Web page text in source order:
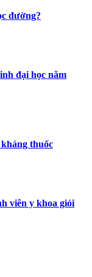
đường?
đại học năm
thuốc
viên y khoa giỏi